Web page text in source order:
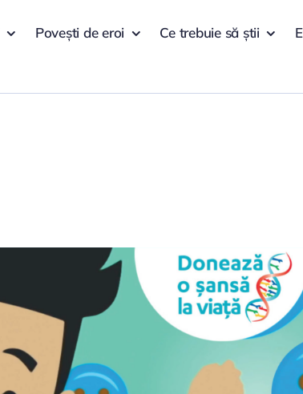
Povești de eroi Ce trebuie să știi